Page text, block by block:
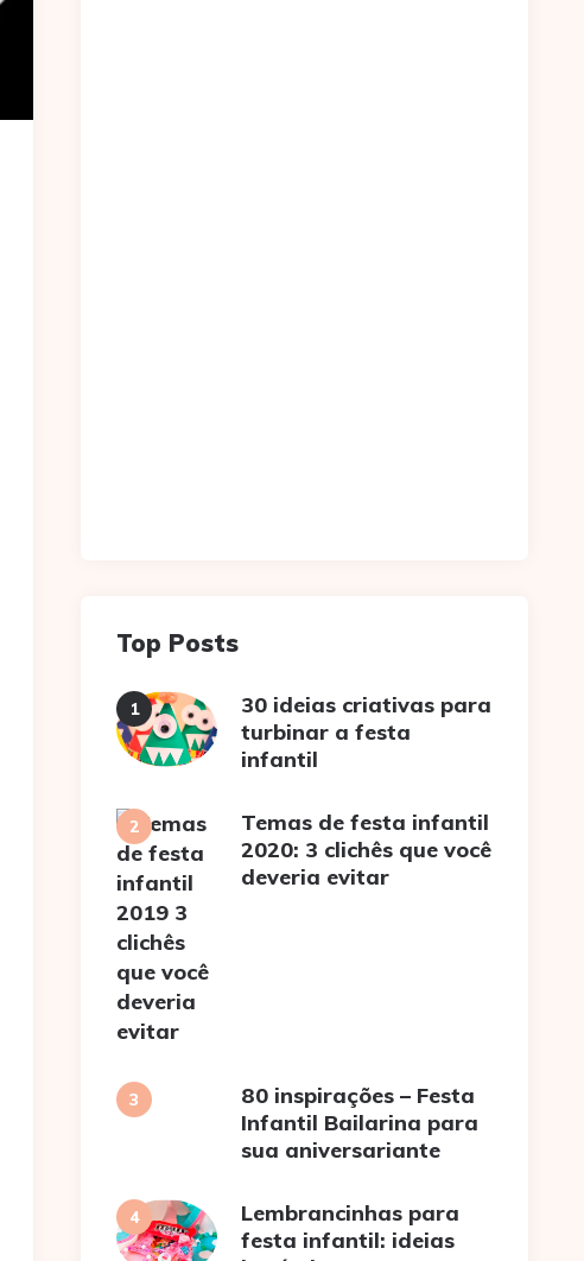
Top Posts
30 ideias criativas para
turbinar a festa
infantil
Temas de festa infantil
2020: 3 clichês que você
deveria evitar
80 inspirações – Festa
Infantil Bailarina para
sua aniversariante
Lembrancinhas para
festa infantil: ideias